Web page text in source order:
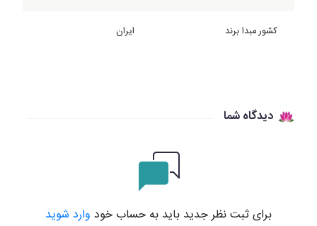
کشور مبدا برند ایران
دیدگاه شما
برای ثبت نظر جدید باید به حساب خود وارد شوید